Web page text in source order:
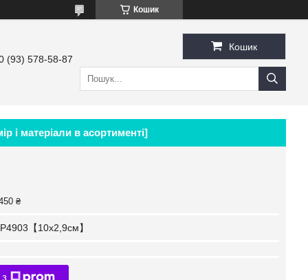
Кошик
(93) 578-58-87
Кошик
і матеріали в асортименті]
₴
【10x2,9см】